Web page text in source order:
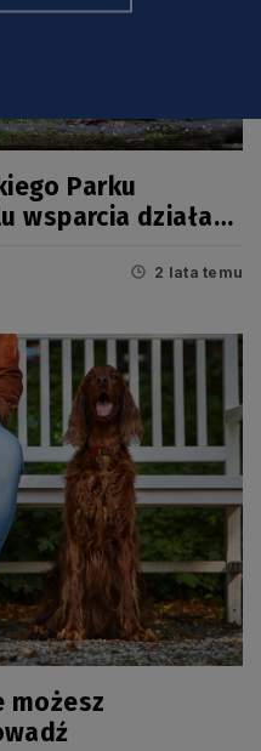
Parku
wsparcia działań
2 lata temu
możesz